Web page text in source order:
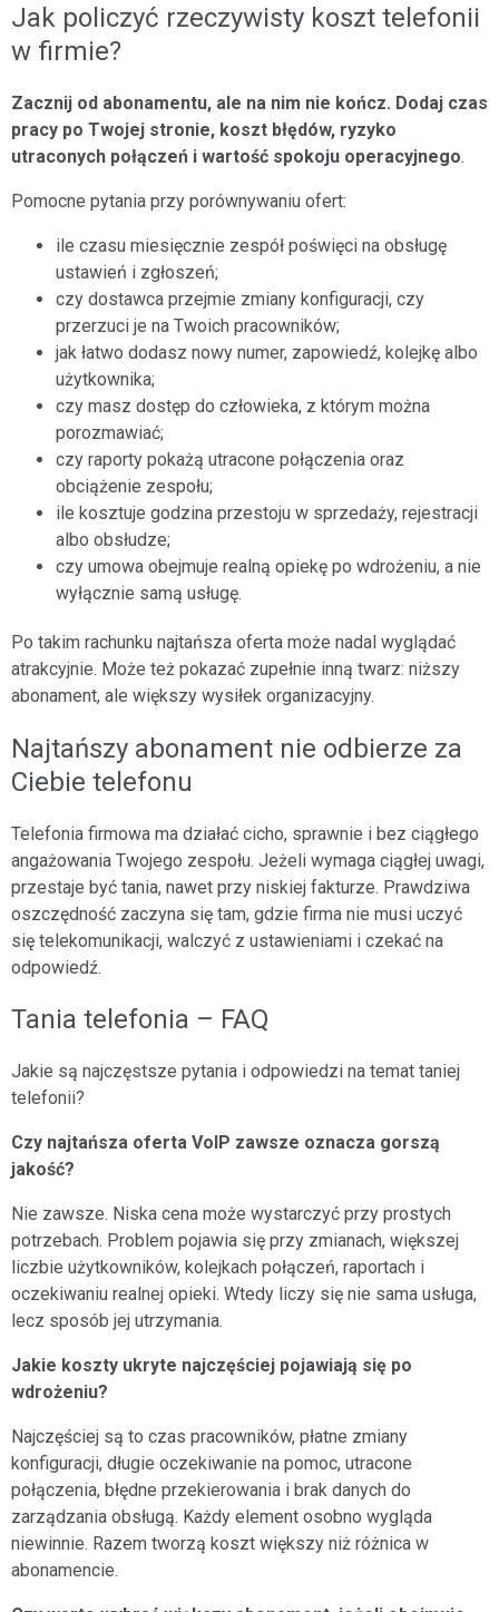
Jak policzyć rzeczywisty koszt telefonii
w firmie?
Zacznij od abonamentu, ale na nim nie kończ. Dodaj czas
pracy po Twojej stronie, koszt błędów, ryzyko
utraconych połączeń i wartość spokoju operacyjnego.
Pomocne pytania przy porównywaniu ofert:
ile czasu miesięcznie zespół poświęci na obsługę
ustawień i zgłoszeń;
czy dostawca przejmie zmiany konfiguracji, czy
przerzuci je na Twoich pracowników;
jak łatwo dodasz nowy numer, zapowiedź, kolejkę albo
użytkownika;
czy masz dostęp do człowieka, z którym można
porozmawiać;
czy raporty pokażą utracone połączenia oraz
obciążenie zespołu;
ile kosztuje godzina przestoju w sprzedaży, rejestracji
albo obsłudze;
czy umowa obejmuje realną opiekę po wdrożeniu, a nie
wyłącznie samą usługę.
Po takim rachunku najtańsza oferta może nadal wyglądać
atrakcyjnie. Może też pokazać zupełnie inną twarz: niższy
abonament, ale większy wysiłek organizacyjny.
Najtańszy abonament nie odbierze za
Ciebie telefonu
Telefonia firmowa ma działać cicho, sprawnie i bez ciągłego
angażowania Twojego zespołu. Jeżeli wymaga ciągłej uwagi,
przestaje być tania, nawet przy niskiej fakturze. Prawdziwa
oszczędność zaczyna się tam, gdzie firma nie musi uczyć
się telekomunikacji, walczyć z ustawieniami i czekać na
odpowiedź.
Tania telefonia – FAQ
Jakie są najczęstsze pytania i odpowiedzi na temat taniej
telefonii?
Czy najtańsza oferta VoIP zawsze oznacza gorszą
jakość?
Nie zawsze. Niska cena może wystarczyć przy prostych
potrzebach. Problem pojawia się przy zmianach, większej
liczbie użytkowników, kolejkach połączeń, raportach i
oczekiwaniu realnej opieki. Wtedy liczy się nie sama usługa,
lecz sposób jej utrzymania.
Jakie koszty ukryte najczęściej pojawiają się po
wdrożeniu?
Najczęściej są to czas pracowników, płatne zmiany
konfiguracji, długie oczekiwanie na pomoc, utracone
połączenia, błędne przekierowania i brak danych do
zarządzania obsługą. Każdy element osobno wygląda
niewinnie. Razem tworzą koszt większy niż różnica w
abonamencie.